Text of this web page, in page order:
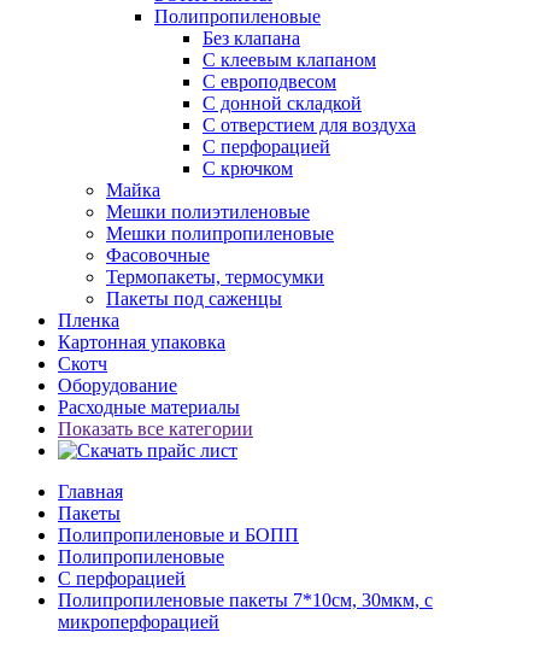
Полипропиленовые
Без клапана
C клеевым клапаном
С европодвесом
С донной складкой
С отверстием для воздуха
С перфорацией
С крючком
Майка
Мешки полиэтиленовые
Мешки полипропиленовые
Фасовочные
Термопакеты, термосумки
Пакеты под саженцы
Пленка
Картонная упаковка
Скотч
Оборудование
Расходные материалы
Показать все категории
Главная
Пакеты
Полипропиленовые и БОПП
Полипропиленовые
С перфорацией
Полипропиленовые пакеты 7*10см, 30мкм, с
микроперфорацией